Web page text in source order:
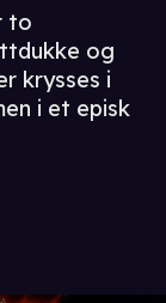
to
og
krysses i
i et episk